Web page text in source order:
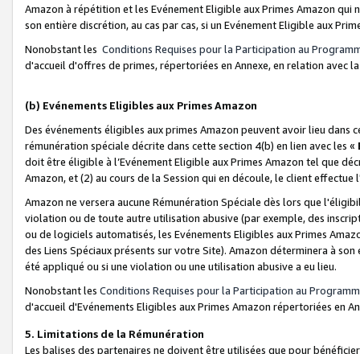
Amazon à répétition et les Evénement Eligible aux Primes Amazon qui
son entière discrétion, au cas par cas, si un Evénement Eligible aux
Nonobstant les Conditions Requises pour la Participation au
d'accueil d'offres de primes, répertoriées en Annexe, en relation avec
(b) Evénements Eligibles aux Primes Amazon
Des événements éligibles aux primes Amazon peuvent avoir lieu dans
rémunération spéciale décrite dans cette section 4(b) en lien avec les «
doit être éligible à l’Evénement Eligible aux Primes Amazon tel que
Amazon, et (2) au cours de la Session qui en découle, le client
Amazon ne versera aucune Rémunération Spéciale dès lors que
violation ou de toute autre utilisation abusive (par exemple, des
ou de logiciels automatisés, les Evénements Eligibles aux Primes
des Liens Spéciaux présents sur votre Site). Amazon déterminera à
été appliqué ou si une violation ou une utilisation abusive a eu lieu.
Nonobstant les Conditions Requises pour la Participation au
d'accueil d'Evénements Eligibles aux Primes Amazon répertoriées en
5. Limitations de la Rémunération
Les balises des partenaires ne doivent être utilisées que pour